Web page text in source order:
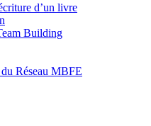
d’un livre
Building
Réseau MBFE